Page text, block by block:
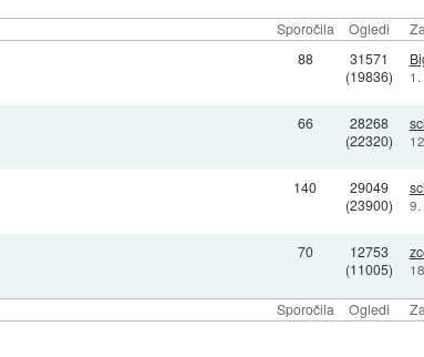
Sporočila Ogledi
Sporočila Ogledi
88
31571
(19836)
66
28268
(22320)
140
29049
(23900)
9.
70
12753
(11005)